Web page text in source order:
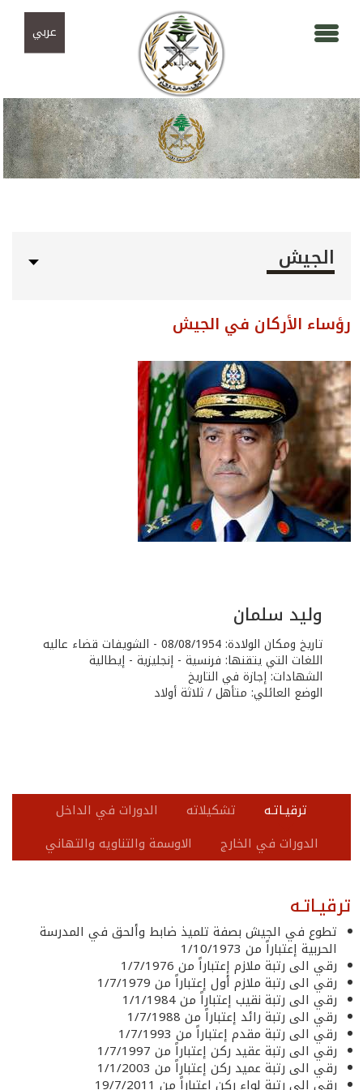
عربي
الجيش
رؤساء الأركان في الجيش
وليد سلمان
تاريخ ومكان الولادة: 08/08/1954 - الشويفات قضاء عاليه
اللغات التي يتقنها: فرنسية - إنجليزية - إيطالية
الشهادات: إجازة في التاريخ
الوضع العائلي: متأهل / ثلاثة أولاد
ترقيـاتـه تشكيلاته
الدورات في الداخل
الدورات في الخارج
الاوسمة والتناويه والتهاني
ترقيـاتـه
تطوع في الجيش بصفة تلميذ ضابط وألحق في المدرسة
الحربية إعتباراً من 1/10/1973
رقي الى رتبة ملازم إعتباراً من 1/7/1976
رقي الى رتبة ملازم أول إعتباراً من 1/7/1979
رقي الى رتبة نقيب إعتباراً من 1/1/1984
رقي الى رتبة رائد إعتباراً من 1/7/1988
رقي الى رتبة مقدم إعتباراً من 1/7/1993
رقي الى رتبة عقيد ركن إعتباراً من 1/7/1997
رقي الى رتبة عميد ركن إعتباراً من 1/1/2003
رقي الى رتبة لواء ركن إعتباراً من 19/7/2011